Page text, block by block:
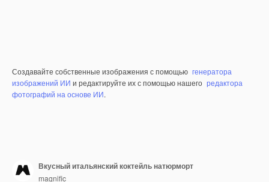
Создавайте собственные изображения с помощью генератора
изображений ИИ и редактируйте их с помощью нашего редактора
фотографий на основе ИИ.
Вкусный итальянский коктейль натюрморт
magnific